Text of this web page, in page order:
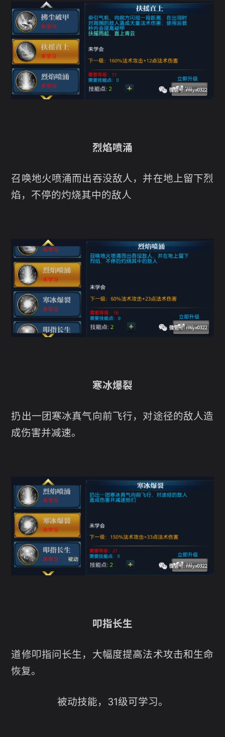
烈焰喷涌
召唤地火喷涌而出吞没敌人，并在地上留下烈
焰，不停的灼烧其中的敌人
寒冰爆裂
扔出一团寒冰真气向前飞行，对途径的敌人造
成伤害并减速。
叩指长生
道修叩指问长生，大幅度提高法术攻击和生命
恢复。
被动技能，31级可学习。